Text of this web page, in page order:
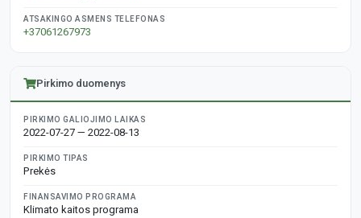
ATSAKINGO ASMENS TELEFONAS
+37061267973
Pirkimo duomenys
PIRKIMO GALIOJIMO LAIKAS
2022-07-27 — 2022-08-13
PIRKIMO TIPAS
Prekės
FINANSAVIMO PROGRAMA
Klimato kaitos programa